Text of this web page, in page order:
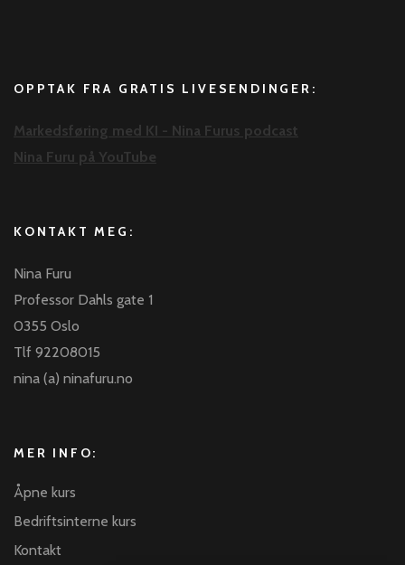
OPPTAK FRA GRATIS LIVESENDINGER:
Markedsføring med KI - Nina Furus podcast
Nina Furu på YouTube
KONTAKT MEG:
Nina Furu
Professor Dahls gate 1
0355 Oslo
Tlf 92208015
nina (a) ninafuru.no
MER INFO:
Åpne kurs
Bedriftsinterne kurs
Kontakt